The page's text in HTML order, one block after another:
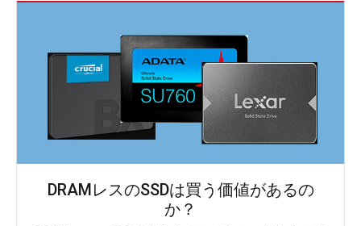
DRAMレスのSSDは買う価値があるの
か？